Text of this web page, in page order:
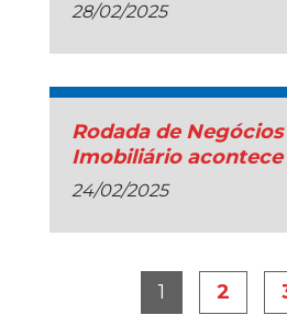
28/02/2025
Rodada de
Imobiliário
24/02/2025
1 2